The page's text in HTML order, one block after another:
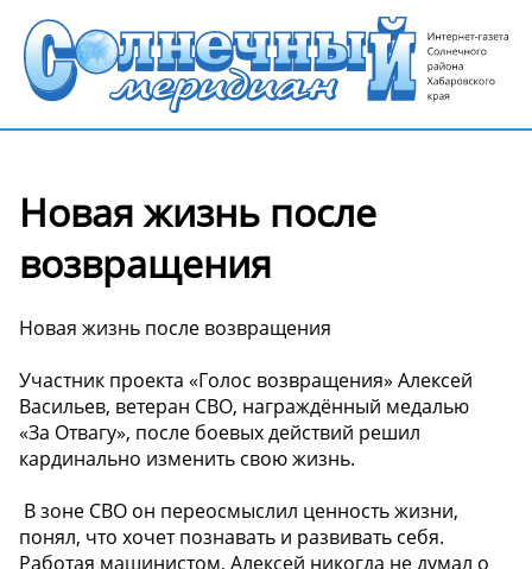
Новая жизнь после
возвращения
Новая жизнь после возвращения
Участник проекта «Голос возвращения» Алексей
Васильев, ветеран СВО, награждённый медалью
«За Отвагу», после боевых действий решил
кардинально изменить свою жизнь.
️ В зоне СВО он переосмыслил ценность жизни,
понял, что хочет познавать и развивать себя.
Работая машинистом, Алексей никогда не думал о